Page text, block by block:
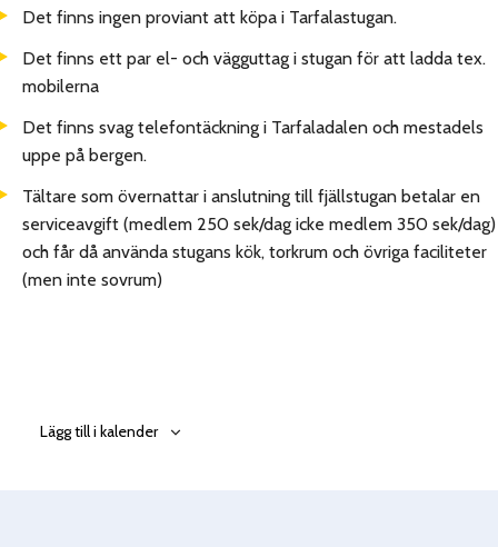
Det finns ingen proviant att köpa i Tarfalastugan.
Det finns ett par el- och vägguttag i stugan för att ladda tex.
mobilerna
Det finns svag telefontäckning i Tarfaladalen och mestadels
uppe på bergen.
Tältare som övernattar i anslutning till fjällstugan betalar en
serviceavgift (medlem 250 sek/dag icke medlem 350 sek/dag)
och får då använda stugans kök, torkrum och övriga faciliteter
(men inte sovrum)
Lägg till i kalender